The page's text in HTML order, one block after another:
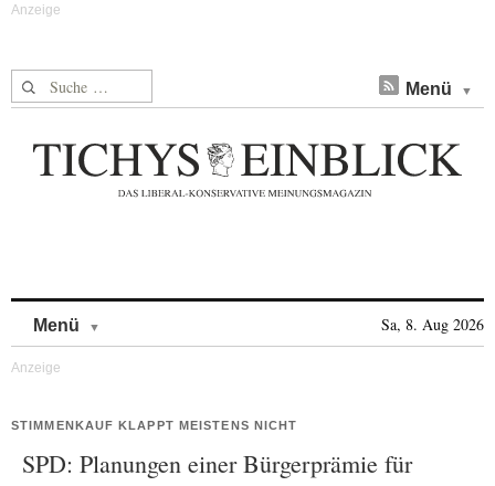
Suche nach: Menü
Menü Sa, 8. Aug 2026
STIMMENKAUF KLAPPT MEISTENS NICHT
SPD: Planungen einer Bürgerprämie für